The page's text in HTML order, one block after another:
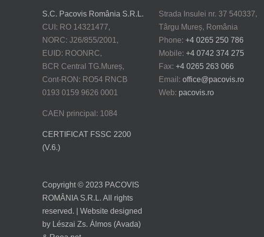
S.C. Pacovis România S.R.L.
CUI: RO 14321477,
NORC: J26/855/2001,
EUID: ROONRC,
BCR Central TG.Mureș,
Cont-RON: RO54 RNCB
0193 0159 9626 0001
CAEN principal: 1084
CERTIFICAT FSSC 2200
(V.6.)
Copyright © 2023 PACOVIS
ROMÂNIA S.R.L. All rights
reserved. | Website designed
by Lészai Zs. Álmos (Avada)
Strada Insulei nr. 37 540337,
Târgu Mureș, România
Phone: +4 0265 250 786
Mobile: +4 0742 374 275
Fax: +4 0265 263 066
Email: office@pacovis.ro
Web: pacovis.ro